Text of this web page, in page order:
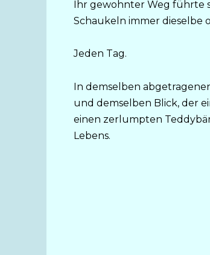
Ihr gewohnter Weg führte
Schaukeln immer dieselbe
Jeden Tag.
In demselben
und demselben Blick, der
einen zerlumpten
Lebens.